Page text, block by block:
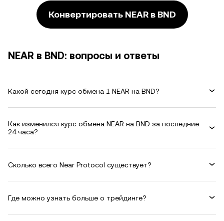
Конвертировать NEAR в BND
NEAR в BND: вопросы и ответы
Какой сегодня курс обмена 1 NEAR на BND?
Как изменился курс обмена NEAR на BND за последние
24 часа?
Сколько всего Near Protocol существует?
Где можно узнать больше о трейдинге?